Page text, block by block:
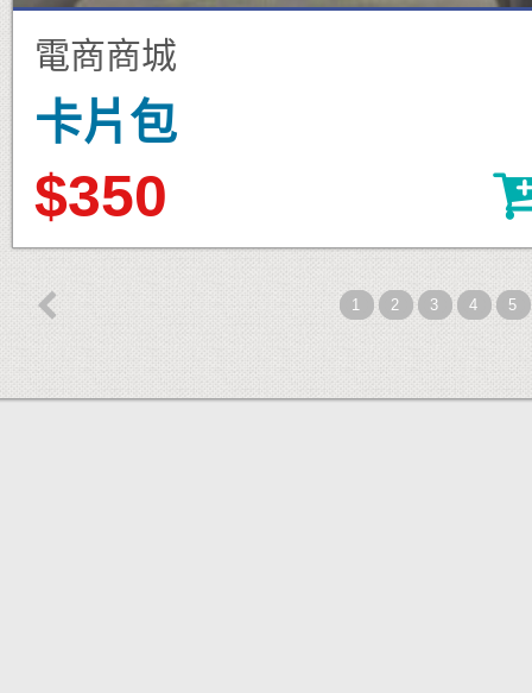
電商商城
卡片包
$350
 1 2 3 4 5